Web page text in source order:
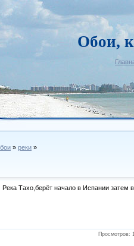
Обои,
» реки »
Река Тахо,берёт начало в Испании затем
Просмотров: